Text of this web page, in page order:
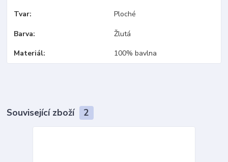
Tvar Ploché
Barva Žlutá
Materiál 100% bavlna
Související zboží 2